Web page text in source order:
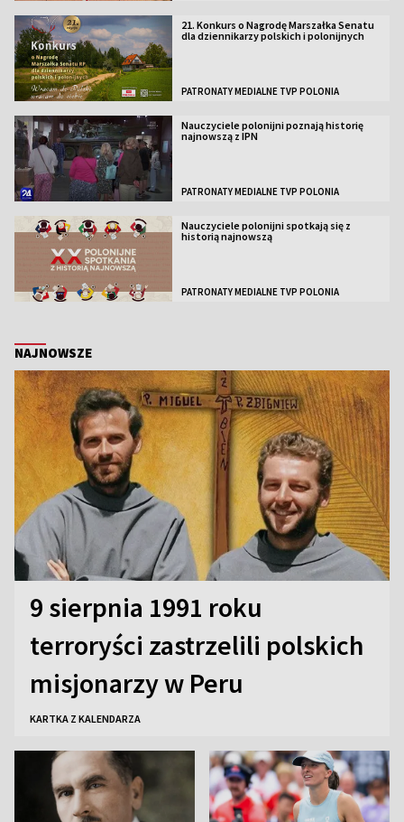
21. Konkurs o Nagrodę Marszałka Senatu
dla dziennikarzy polskich i polonijnych
PATRONATY MEDIALNE TVP POLONIA
Nauczyciele polonijni poznają historię
najnowszą z IPN
PATRONATY MEDIALNE TVP POLONIA
Nauczyciele polonijni spotkają się z
historią najnowszą
PATRONATY MEDIALNE TVP POLONIA
NAJNOWSZE
9 sierpnia 1991 roku
terroryści zastrzelili polskich
misjonarzy w Peru
KARTKA Z KALENDARZA